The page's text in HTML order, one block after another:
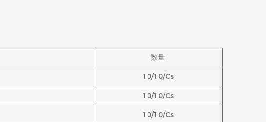
数量
10/10/Cs
10/10/Cs
10/10/Cs